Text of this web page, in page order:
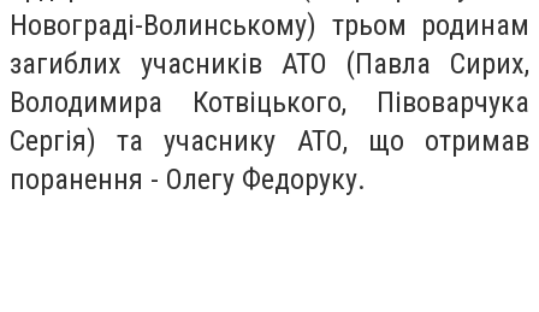
Новограді-Волинському) трьом родинам
загиблих учасників АТО (Павла Сирих,
Володимира Котвіцького, Півоварчука
Сергія) та учаснику АТО, що отримав
поранення - Олегу Федоруку.